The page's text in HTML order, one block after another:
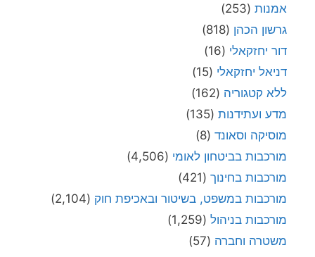
אמנות (253)
גרשון הכהן (818)
דור יחזקאלי (16)
דניאל יחזקאלי (15)
ללא קטגוריה (162)
מדע ועתידנות (135)
מוסיקה וסאונד (8)
מורכבות בביטחון לאומי (4,506)
מורכבות בחינוך (421)
מורכבות במשפט, בשיטור ובאכיפת חוק (2,104)
מורכבות בניהול (1,259)
משטרה וחברה (57)